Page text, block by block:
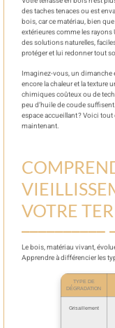
des taches tenaces ou est
bois, car ce matériau, bien
extérieures comme les rayons
des solutions naturelles,
protéger et lui redonner tout
Imaginez-vous, un dimanche
encore la chaleur et la
chimiques coûteux ou de
peu d’huile de coude
espace accueillant ? Voici
maintenant.
VOTRE
Le bois, matériau vivant,
Apprendre à différencier les
TYPE DE
DÉGRADATION
Grisaillement